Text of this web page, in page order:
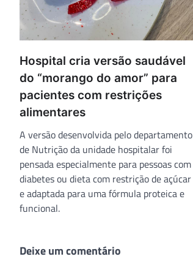
Hospital cria versão saudável
do “morango do amor” para
pacientes com restrições
alimentares
A versão desenvolvida pelo departamento
de Nutrição da unidade hospitalar foi
pensada especialmente para pessoas com
diabetes ou dieta com restrição de açúcar
e adaptada para uma fórmula proteica e
funcional.
Deixe um comentário